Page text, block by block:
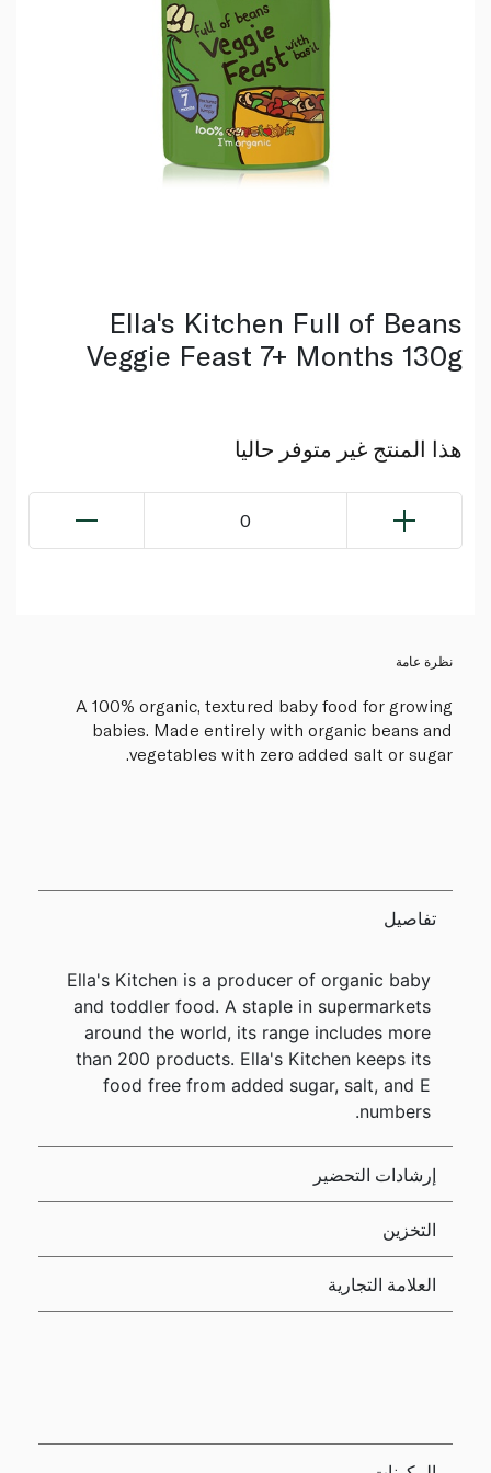
Ella's Kitchen Full of Beans
Veggie Feast 7+ Months 130g
هذا المنتج غير متوفر حاليا
0
نظرة عامة
A 100% organic, textured baby food for growing
babies. Made entirely with organic beans and
vegetables with zero added salt or sugar.
تفاصيل
Ella's Kitchen is a producer of organic baby
and toddler food. A staple in supermarkets
around the world, its range includes more
than 200 products. Ella's Kitchen keeps its
food free from added sugar, salt, and E
numbers.
إرشادات التحضير
التخزين
العلامة التجارية